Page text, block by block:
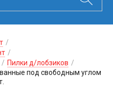
/
/
/ Пилки д/лобзиков /
под свободным углом